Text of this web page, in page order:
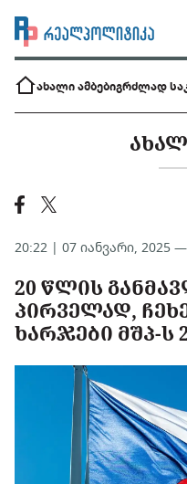
ახალი ამბებიგრძლად
20:22 | 07 იანვარი, 2025 —
20 ᲬᲚᲘᲡ
ᲞᲘᲠᲕᲔᲚᲐᲓ,
ᲮᲐᲠᲯᲔᲑᲘ ᲛᲨᲞ-Ს